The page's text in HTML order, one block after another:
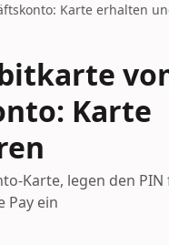
Karte erhalten
Karte
Karte, legen den PIN
Pay ein